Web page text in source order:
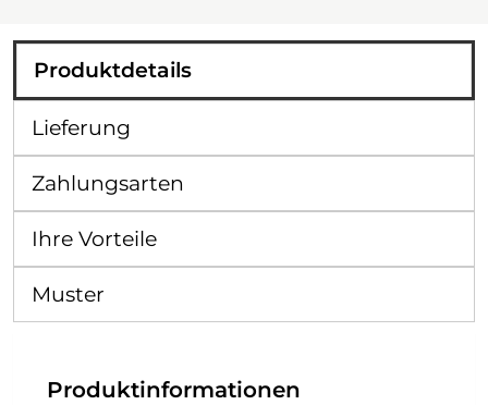
Produktdetails
Lieferung
Zahlungsarten
Ihre Vorteile
Muster
Produktinformationen